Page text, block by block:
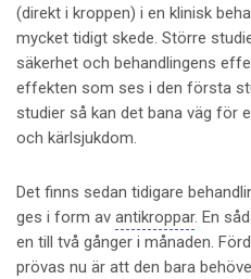
(direkt i kroppen) i en klinisk
mycket tidigt skede. Större
säkerhet och behandlingens
effekten som ses i den första
studier så kan det bana väg för
och kärlsjukdom.
Det finns sedan tidigare
ges i form av antikroppar. En
en till två gånger i månaden.
prövas nu är att den bara